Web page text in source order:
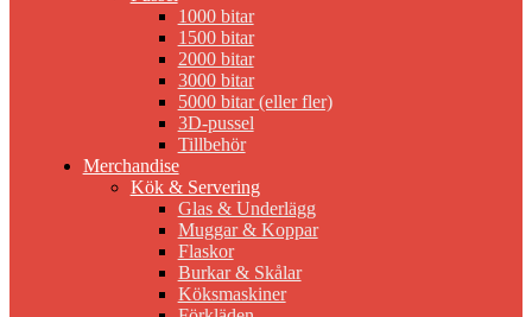
1000 bitar
1500 bitar
2000 bitar
3000 bitar
5000 bitar (eller fler)
3D-pussel
Tillbehör
Merchandise
Kök & Servering
Glas & Underlägg
Muggar & Koppar
Flaskor
Burkar & Skålar
Köksmaskiner